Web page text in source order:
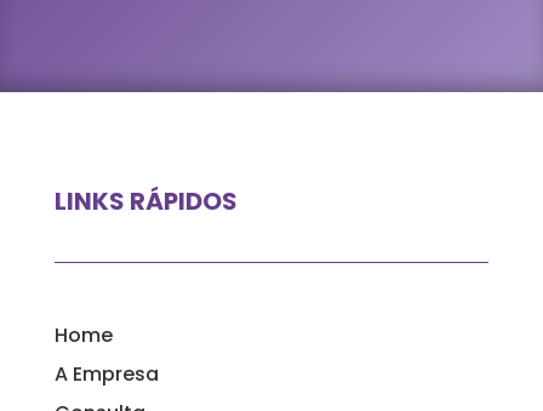
LINKS RÁPIDOS
Home
A Empresa